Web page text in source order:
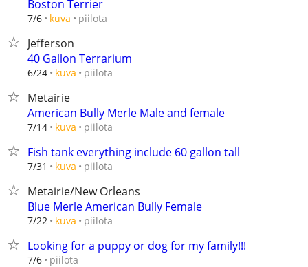
Boston Terrier
7/6 kuva piilota
Jefferson
40 Gallon Terrarium
6/24 kuva piilota
Metairie
American Bully Merle Male and female
7/14 kuva piilota
Fish tank everything include 60 gallon tall
7/31 kuva piilota
Metairie/New Orleans
Blue Merle American Bully Female
7/22 kuva piilota
Looking for a puppy or dog for my family!!!
7/6 piilota